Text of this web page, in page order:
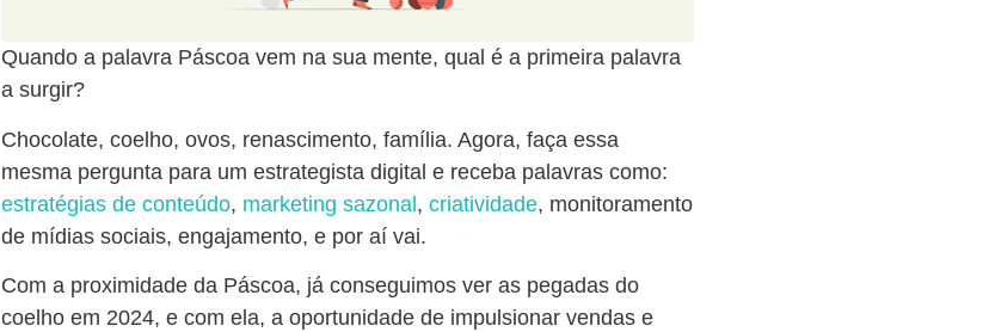
Quando a palavra Páscoa vem na sua mente, qual é a primeira palavra
a surgir?
Chocolate, coelho, ovos, renascimento, família. Agora, faça essa
mesma pergunta para um estrategista digital e receba palavras como:
estratégias de conteúdo, marketing sazonal, criatividade, monitoramento
de mídias sociais, engajamento, e por aí vai.
Com a proximidade da Páscoa, já conseguimos ver as pegadas do
coelho em 2024, e com ela, a oportunidade de impulsionar vendas e